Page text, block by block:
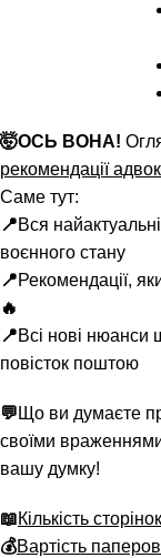
🤯ОСЬ ВОНА!
рекомендації
Саме тут:
📍Вся
воєнного стану
📍Рекомендації,
🔥
📍Всі нові нюанси
повісток поштою
💬 Що ви думаєте
своїми
вашу думку!
📖Кількість
💰Вартість